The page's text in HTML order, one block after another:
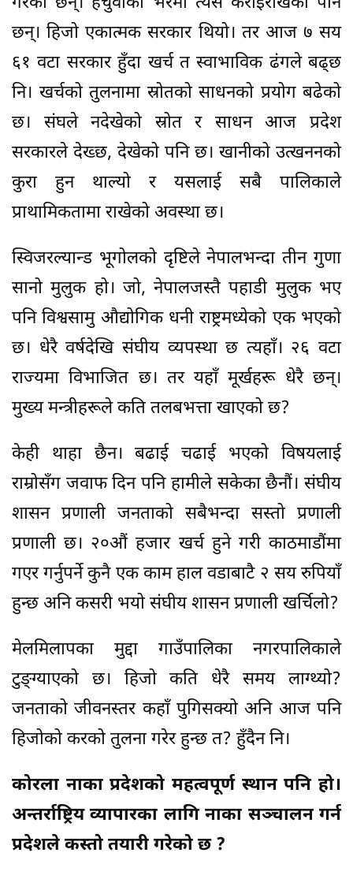
छन्। हिजो एकात्मक सरकार थियो। तर आज ७ सय
६१ वटा सरकार हुँदा खर्च त स्वाभाविक ढंगले बढ्छ
नि। खर्चको तुलनामा स्रोतको साधनको प्रयोग बढेको
छ। संघले नदेखेको स्रोत र साधन आज प्रदेश
सरकारले देख्छ, देखेको पनि छ। खानीको उत्खननको
कुरा हुन थाल्यो र यसलाई सबै पालिकाले
प्राथामिकतामा राखेको अवस्था छ।
स्विजरल्यान्ड भूगोलको दृष्टिले नेपालभन्दा तीन गुणा
सानो मुलुक हो। जो, नेपालजस्तै पहाडी मुलुक भए
पनि विश्वसामु औद्योगिक धनी राष्ट्रमध्येको एक भएको
छ। धेरै वर्षदेखि संघीय व्यपस्था छ त्यहाँ। २६ वटा
राज्यमा विभाजित छ। तर यहाँ मूर्खहरू धेरै छन्।
मुख्य मन्त्रीहरूले कति तलबभत्ता खाएको छ?
केही थाहा छैन। बढाई चढाई भएको विषयलाई
राम्रोसँग जवाफ दिन पनि हामीले सकेका छैनौं। संघीय
शासन प्रणाली जनताको सबैभन्दा सस्तो प्रणाली
प्रणाली छ। २०औं हजार खर्च हुने गरी काठमाडौंमा
गएर गर्नुपर्ने कुनै एक काम हाल वडाबाटै २ सय रुपियाँ
हुन्छ अनि कसरी भयो संघीय शासन प्रणाली खर्चिलो?
मेलमिलापका मुद्दा गाउँपालिका नगरपालिकाले
टुङ्ग्याएको छ। हिजो कति धेरै समय लाग्थ्यो?
जनताको जीवनस्तर कहाँ पुगिसक्यो अनि आज पनि
हिजोको करको तुलना गरेर हुन्छ त? हुँदैन नि।
कोरला नाका प्रदेशको महत्वपूर्ण स्थान पनि हो।
अन्तर्राष्ट्रिय व्यापारका लागि नाका सञ्चालन गर्न
प्रदेशले कस्तो तयारी गरेको छ ?